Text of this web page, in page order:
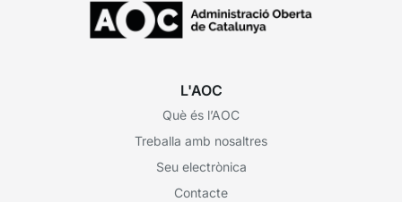
L'AOC
Què és l’AOC
Treballa amb nosaltres
Seu electrònica
Contacte